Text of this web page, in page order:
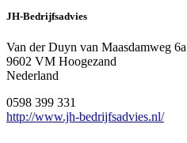
JH-Bedrijfsadvies
Van der Duyn van Maasdamweg 6a
9602 VM Hoogezand
Nederland
0598 399 331
http://www.jh-bedrijfsadvies.nl/